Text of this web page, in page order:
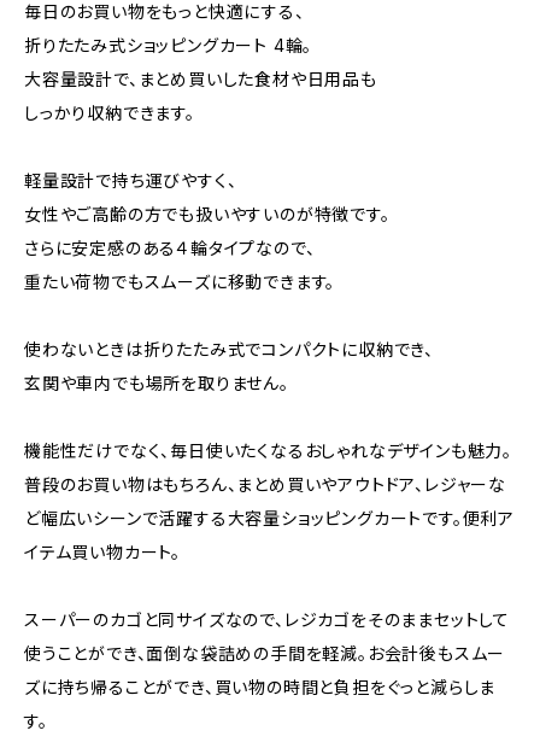
毎日のお買い物をもっと快適にする、
折りたたみ式ショッピングカート 4輪。
大容量設計で、まとめ買いした食材や日用品も
しっかり収納できます。
軽量設計で持ち運びやすく、
女性やご高齢の方でも扱いやすいのが特徴です。
さらに安定感のある４輪タイプなので、
重たい荷物でもスムーズに移動できます。
使わないときは折りたたみ式でコンパクトに収納でき、
玄関や車内でも場所を取りません。
機能性だけでなく、毎日使いたくなるおしゃれなデザインも魅力。
普段のお買い物はもちろん、まとめ買いやアウトドア、レジャーな
ど幅広いシーンで活躍する大容量ショッピングカートです。便利ア
イテム買い物カート。
スーパーのカゴと同サイズなので、レジカゴをそのままセットして
使うことができ、面倒な袋詰めの手間を軽減。お会計後もスムー
ズに持ち帰ることができ、買い物の時間と負担をぐっと減らしま
す。